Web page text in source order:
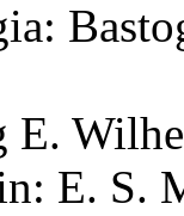
E.
E. S.